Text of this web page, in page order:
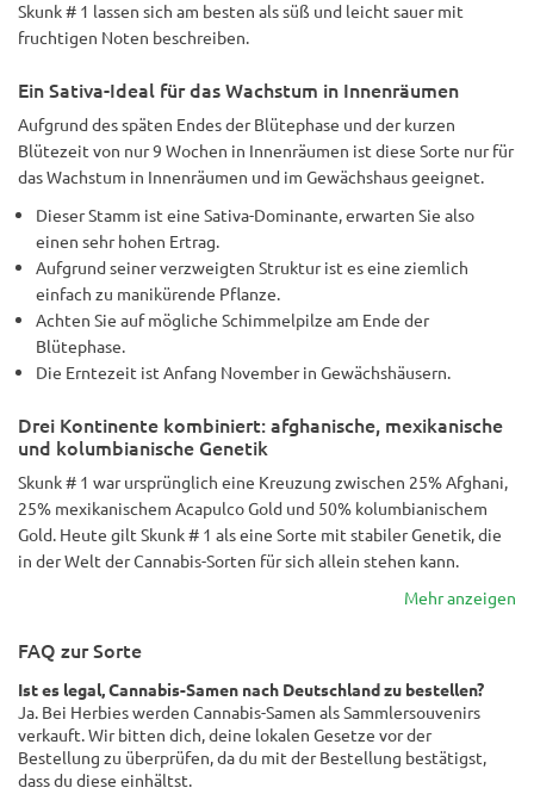
Skunk # 1 lassen sich am besten als süß und leicht sauer mit
fruchtigen Noten beschreiben.
Ein Sativa-Ideal für das Wachstum in Innenräumen
Aufgrund des späten Endes der Blütephase und der kurzen
Blütezeit von nur 9 Wochen in Innenräumen ist diese Sorte nur für
das Wachstum in Innenräumen und im Gewächshaus geeignet.
Dieser Stamm ist eine Sativa-Dominante, erwarten Sie also
einen sehr hohen Ertrag.
Aufgrund seiner verzweigten Struktur ist es eine ziemlich
einfach zu manikürende Pflanze.
Achten Sie auf mögliche Schimmelpilze am Ende der
Blütephase.
Die Erntezeit ist Anfang November in Gewächshäusern.
Drei Kontinente kombiniert: afghanische, mexikanische
und kolumbianische Genetik
Skunk # 1 war ursprünglich eine Kreuzung zwischen 25% Afghani,
25% mexikanischem Acapulco Gold und 50% kolumbianischem
Gold. Heute gilt Skunk # 1 als eine Sorte mit stabiler Genetik, die
in der Welt der Cannabis-Sorten für sich allein stehen kann.
Mehr anzeigen
FAQ zur Sorte
Ist es legal, Cannabis-Samen nach Deutschland zu bestellen?
Ja. Bei Herbies werden Cannabis-Samen als Sammlersouvenirs
verkauft. Wir bitten dich, deine lokalen Gesetze vor der
Bestellung zu überprüfen, da du mit der Bestellung bestätigst,
dass du diese einhältst.